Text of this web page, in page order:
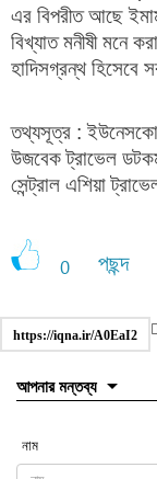
এর বিপরীত আছে
বিখ্যাত মনীষী মনে
হাদিসগ্রন্থ হিসেবে
তথ্যসূত্র : ইউনেসকো
উজবেক ট্রাভেল
সেন্ট্রাল এশিয়া
0 পছন্দ
https://iqna.ir/A0EaI2
আপনার মন্তব্য
নাম